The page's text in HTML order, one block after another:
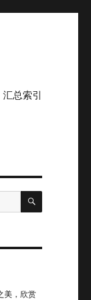
汇总索引
搜
，欣赏